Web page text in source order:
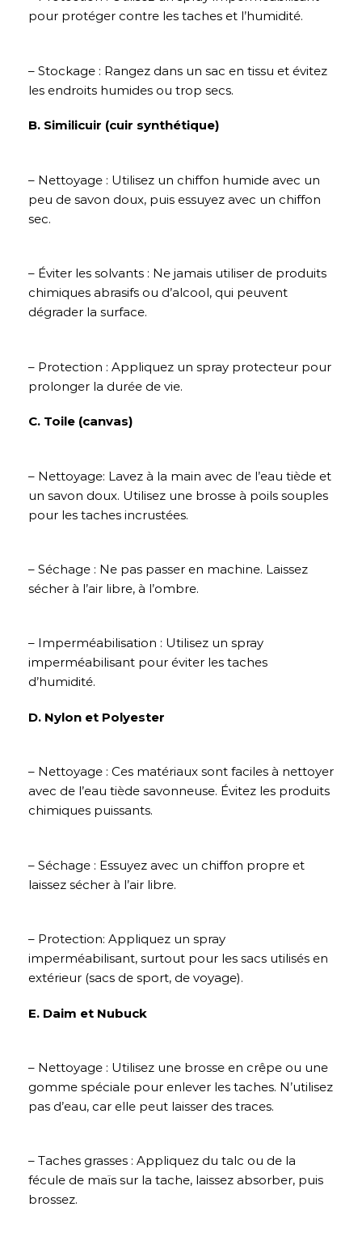
pour protéger contre les taches et l’humidité.
– Stockage : Rangez dans un sac en tissu et évitez
les endroits humides ou trop secs.
B. Similicuir (cuir synthétique)
– Nettoyage : Utilisez un chiffon humide avec un
peu de savon doux, puis essuyez avec un chiffon
sec.
– Éviter les solvants : Ne jamais utiliser de produits
chimiques abrasifs ou d’alcool, qui peuvent
dégrader la surface.
– Protection : Appliquez un spray protecteur pour
prolonger la durée de vie.
C. Toile (canvas)
– Nettoyage: Lavez à la main avec de l’eau tiède et
un savon doux. Utilisez une brosse à poils souples
pour les taches incrustées.
– Séchage : Ne pas passer en machine. Laissez
sécher à l’air libre, à l’ombre.
– Imperméabilisation : Utilisez un spray
imperméabilisant pour éviter les taches
d’humidité.
D. Nylon et Polyester
– Nettoyage : Ces matériaux sont faciles à nettoyer
avec de l’eau tiède savonneuse. Évitez les produits
chimiques puissants.
– Séchage : Essuyez avec un chiffon propre et
laissez sécher à l’air libre.
– Protection: Appliquez un spray
imperméabilisant, surtout pour les sacs utilisés en
extérieur (sacs de sport, de voyage).
E. Daim et Nubuck
– Nettoyage : Utilisez une brosse en crêpe ou une
gomme spéciale pour enlever les taches. N’utilisez
pas d’eau, car elle peut laisser des traces.
– Taches grasses : Appliquez du talc ou de la
fécule de maïs sur la tache, laissez absorber, puis
brossez.